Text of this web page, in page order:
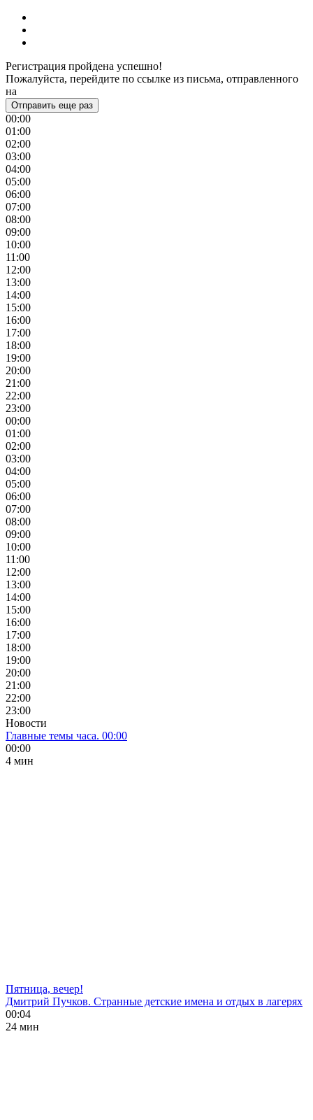
Регистрация пройдена успешно!
Пожалуйста, перейдите по ссылке из письма, отправленного
на
Отправить еще раз
00:00
01:00
02:00
03:00
04:00
05:00
06:00
07:00
08:00
09:00
10:00
11:00
12:00
13:00
14:00
15:00
16:00
17:00
18:00
19:00
20:00
21:00
22:00
23:00
00:00
01:00
02:00
03:00
04:00
05:00
06:00
07:00
08:00
09:00
10:00
11:00
12:00
13:00
14:00
15:00
16:00
17:00
18:00
19:00
20:00
21:00
22:00
23:00
Новости
Главные темы часа. 00:00
00:00
4 мин
Пятница, вечер!
Дмитрий Пучков. Странные детские имена и отдых в лагерях
00:04
24 мин